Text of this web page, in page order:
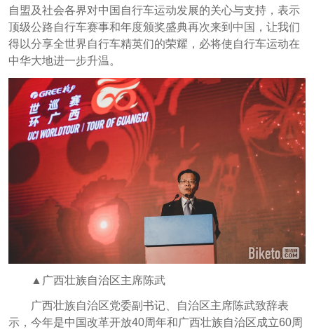
自盟及社会各界对中国自行车运动发展的关心与支持，表示
顶级公路自行车赛事和年度颁奖盛典再次来到中国，让我们
得以分享全世界自行车精英们的荣耀，必将使自行车运动在
中华大地进一步升温。
▲广西壮族自治区主席陈武
广西壮族自治区党委副书记、自治区主席陈武致辞表
示，今年是中国改革开放40周年和广西壮族自治区成立60周